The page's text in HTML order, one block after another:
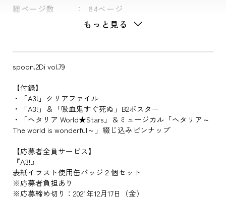
総ページ数 84ページ
もっと見る
spoon.2Di vol.79
【付録】
・「A3!」クリアファイル
・「A3!」＆「吸血鬼すぐ死ぬ」B2ポスター
・「ヘタリア World★Stars」＆ミュージカル「ヘタリア～
The world is wonderful～」綴じ込みピンナップ
【応募者全員サービス】
『A3!』
表紙イラスト使用缶バッジ２個セット
※応募者負担あり
※応募締め切り：2021年12月17日（金）